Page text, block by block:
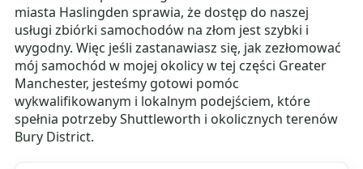
miasta Haslingden sprawia, że dostęp do naszej
usługi zbiórki samochodów na złom jest szybki i
wygodny. Więc jeśli zastanawiasz się, jak zezłomować
mój samochód w mojej okolicy w tej części Greater
Manchester, jesteśmy gotowi pomóc
wykwalifikowanym i lokalnym podejściem, które
spełnia potrzeby Shuttleworth i okolicznych terenów
Bury District.